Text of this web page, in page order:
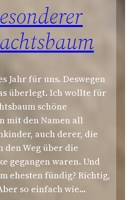
Jahr für uns. Deswegen
überlegt. Ich wollte für
schöne
mit den Namen all
auch derer, die
den Weg über die
gegangen waren. Und
ehesten fündig? Richtig,
so einfach wie…